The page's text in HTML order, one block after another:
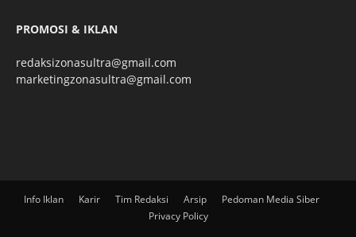
PROMOSI & IKLAN
redaksizonasultra@gmail.com
marketingzonasultra@gmail.com
Info Iklan Karir Tim Redaksi Arsip
Pedoman Media Siber
Privacy Policy